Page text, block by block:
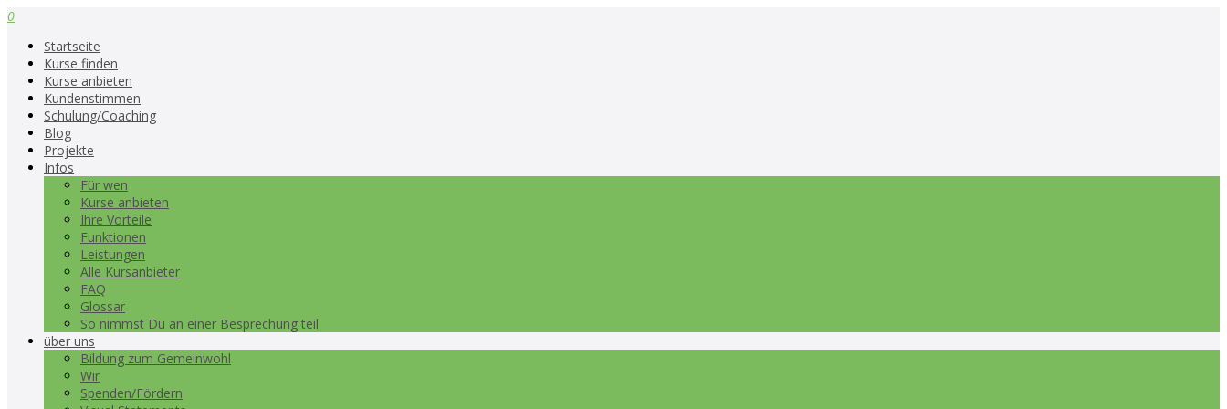
0
Startseite
Kurse finden
Kurse anbieten
Kundenstimmen
Schulung/Coaching
Blog
Projekte
Infos
Für wen
Kurse anbieten
Ihre Vorteile
Funktionen
Leistungen
Alle Kursanbieter
FAQ
Glossar
So nimmst Du an einer Besprechung teil
über uns
Bildung zum Gemeinwohl
Wir
Spenden/Fördern